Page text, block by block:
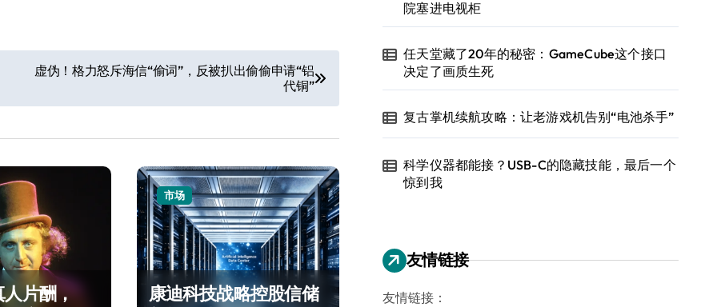
虚伪！格力怒斥海信“偷词”，反被扒出偷偷申请“铝
代铜”
片酬，
市场
康迪科技战略控股信储
院塞进电视柜
任天堂藏了20年的秘密：GameCube这个接口
决定了画质生死
复古掌机续航攻略：让老游戏机告别“电池杀手”
科学仪器都能接？USB-C的隐藏技能，最后一个
惊到我
友情链接
友情链接：